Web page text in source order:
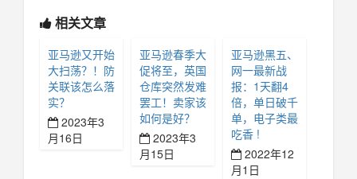
相关文章
亚马逊又开始
大扫荡？！防
关联该怎么落
实？
2023年3
月16日
亚马逊春季大
促将至，英国
仓库突然发难
罢工！卖家该
如何是好？
2023年3
月15日
亚马逊黑五、
网一最新战
报：1天翻4
倍，单日破千
单，电子类最
吃香 !
2022年12
月1日